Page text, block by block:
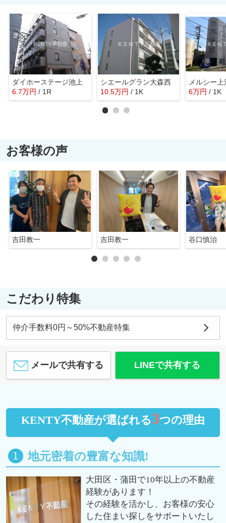
ダイホーステージ池上
6.7万円 / 1R
シエールグラン大森西
10.5万円 / 1K
メルシー上
6万円 / 1K
お客様の声
吉田教一 吉田教一 谷口慎治
こだわり特集
仲介手数料0円～50%不動産特集
メールで共有する LINEで共有する
KENTY不動産が選ばれる3つの理由
地元密着の豊富な知識!
大田区・蒲田で10年以上の不動産
経験があります！
その経験を活かし、お客様の安心
した住まい探しをサポートいたし